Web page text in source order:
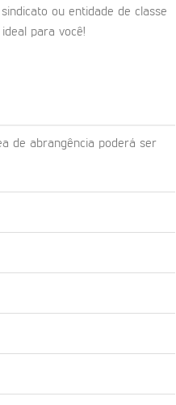
ou entidade de classe
para você!
de abrangência poderá ser